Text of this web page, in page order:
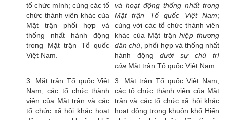
tổ chức mình; cùng các tổ
chức thành viên khác của
Mặt trận phối hợp và
thống nhất hành động
trong Mặt trận Tổ quốc
Việt Nam.
và hoạt động thống nhất trong
Mặt trận Tổ quốc Việt Nam;
cùng với các tổ chức thành viên
khác của Mặt trận hiệp thương
dân chủ, phối hợp và thống nhất
hành độngdưới sự chủ trì
của Mặt trận Tổ quốc Việt Nam.
3. Mặt trận Tổ quốc Việt
Nam, các tổ chức thành
viên của Mặt trận và các
tổ chức xã hội khác hoạt
3. Mặt trận Tổ quốc Việt Nam,
các tổ chức thành viên của Mặt
trận và các tổ chức xã hội khác
hoạt động trong khuôn khổ Hiến